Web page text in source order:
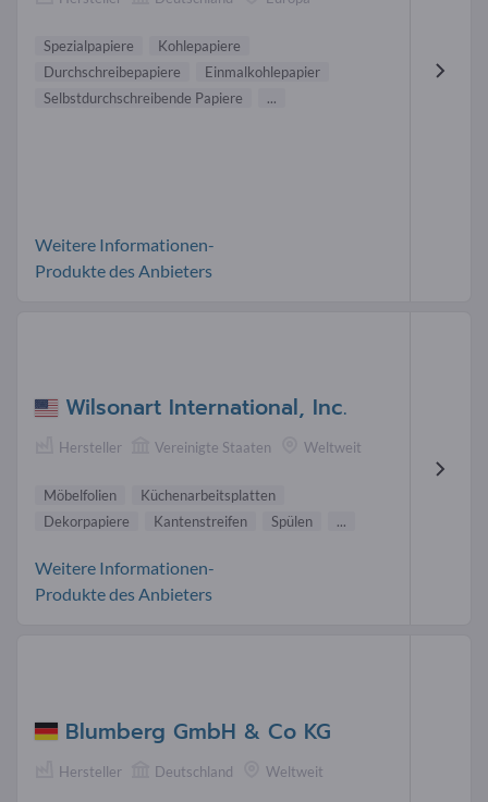
Spezialpapiere
Kohlepapiere
Durchschreibepapiere
Einmalkohlepapier
Selbstdurchschreibende Papiere
...
Weitere Informationen-
Produkte des Anbieters
Wilsonart International, Inc.
Hersteller Vereinigte Staaten Weltweit
Möbelfolien
Küchenarbeitsplatten
Dekorpapiere
Kantenstreifen Spülen ...
Weitere Informationen-
Produkte des Anbieters
Blumberg GmbH & Co KG
Hersteller Deutschland Weltweit